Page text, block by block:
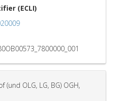
(ECLI)
(und OLG, LG, BG) OGH,